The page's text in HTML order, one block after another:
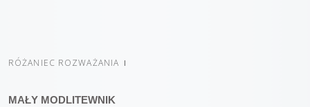
RÓŻANIEC ROZWAŻANIA
MAŁY MODLITEWNIK